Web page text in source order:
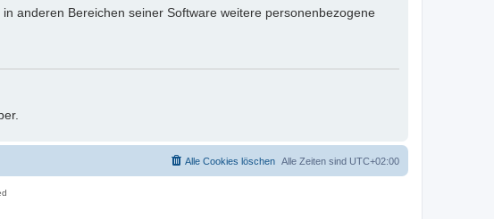
anderen Bereichen seiner Software weitere personenbezogene
Alle Zeiten sind UTC+02:00
Alle Cookies löschen